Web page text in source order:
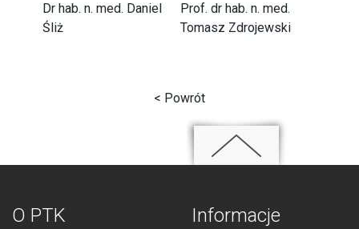
Dr hab. n. med. Daniel
Śliż
Prof. dr hab. n. med.
Tomasz Zdrojewski
< Powrót
O PTK Informacje